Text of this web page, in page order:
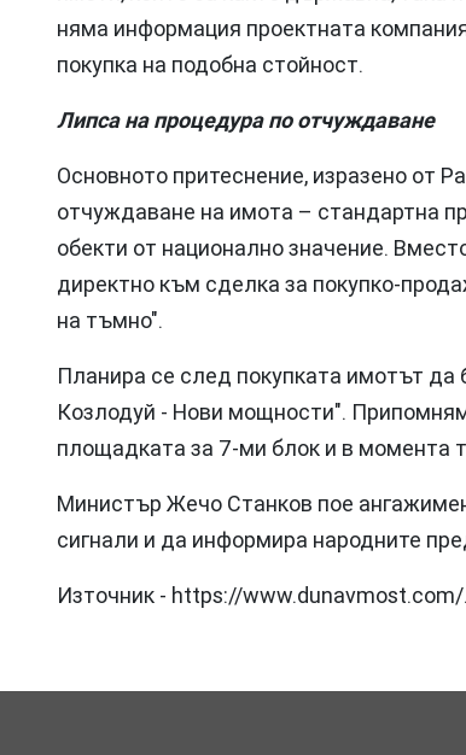
няма информация проектната
покупка на подобна стойност.
Липса на процедура по отчуждаване
Основното притеснение, изразено от
отчуждаване на имота – стандартна
обекти от национално значение.
директно към сделка за покупко-
на тъмно".
Планира се след покупката имотът
Козлодуй - Нови мощности".
площадката за 7-ми блок и в момента
Министър Жечо Станков пое
сигнали и да информира народните
Източник - https://